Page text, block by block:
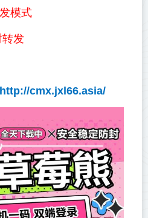
模式
发
http://cmx.jxl66.asia/